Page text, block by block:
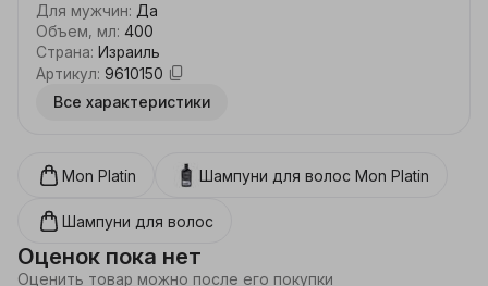
тело свежими и полностью очищенными.
Эксклюзивный продукт с использованием последних
технологических разработок для мытья волос и
тела. Уравновешивает уровень pH кожи, делает
волосы блестящими и мягкими, а кожу обновляет. С
добавлением витаминов C, E и B5.
- Минералы Мертвого моря помогают улучшить
кровообращение кожи головы, обогащают кожу
улучшают гидратацию кожи, содержат цинк,
регенерации эпидермиса.
- Витамин Е - помогает улучшить общее состояние
Для мужчин: Да
Объем, мл: 400
Страна: Израиль
Артикул: 9610150
Все характеристики
Mon Platin Шампуни для волос Mon Platin
Шампуни для волос
Оценок пока нет
Оценить товар можно после его покупки